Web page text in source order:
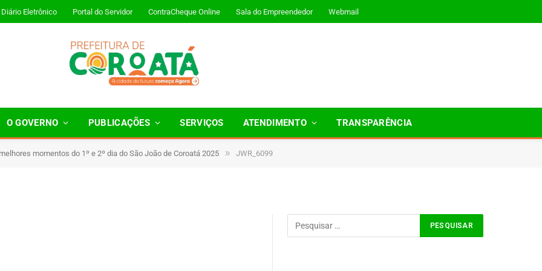
Diário Eletrônico Portal do Servidor ContraCheque Online Sala do Empreendedor Webmail
O GOVERNO PUBLICAÇÕES SERVIÇOS ATENDIMENTO TRANSPARÊNCIA
momentos do 1º e 2º dia do São João de Coroatá 2025 » JWR_6099